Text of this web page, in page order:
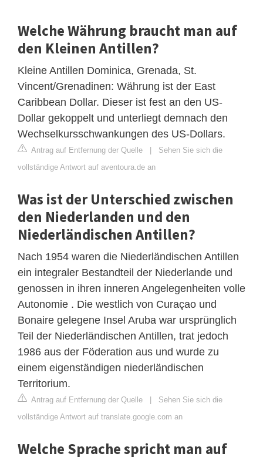
Welche Währung braucht man auf
den Kleinen Antillen?
Kleine Antillen Dominica, Grenada, St.
Vincent/Grenadinen: Währung ist der East
Caribbean Dollar. Dieser ist fest an den US-
Dollar gekoppelt und unterliegt demnach den
Wechselkursschwankungen des US-Dollars.
Antrag auf Entfernung der Quelle | Sehen Sie sich die
vollständige Antwort auf aventoura.de an
Was ist der Unterschied zwischen
den Niederlanden und den
Niederländischen Antillen?
Nach 1954 waren die Niederländischen Antillen
ein integraler Bestandteil der Niederlande und
genossen in ihren inneren Angelegenheiten volle
Autonomie . Die westlich von Curaçao und
Bonaire gelegene Insel Aruba war ursprünglich
Teil der Niederländischen Antillen, trat jedoch
1986 aus der Föderation aus und wurde zu
einem eigenständigen niederländischen
Territorium.
Antrag auf Entfernung der Quelle | Sehen Sie sich die
vollständige Antwort auf translate.google.com an
Welche Sprache spricht man auf